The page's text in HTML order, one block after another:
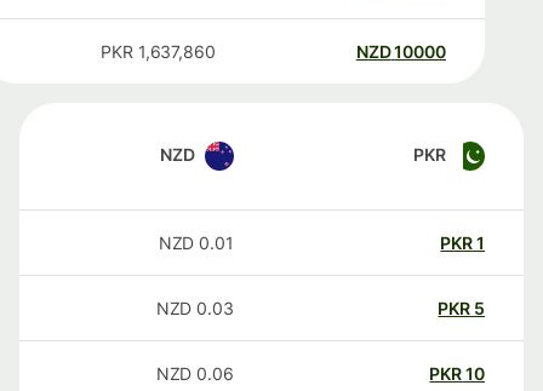
10000
NZD
1,637,860
PKR
PKR
NZD
PKR
0.01
NZD
PKR
0.03
NZD
PKR
0.06
NZD